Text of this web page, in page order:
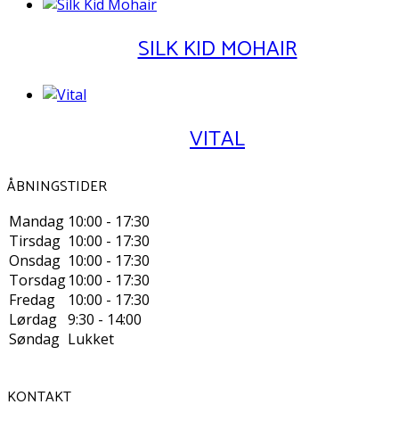
SILK KID MOHAIR
VITAL
ÅBNINGSTIDER
Mandag 10:00 - 17:30
Tirsdag 10:00 - 17:30
Onsdag 10:00 - 17:30
Torsdag10:00 - 17:30
Fredag
10:00 - 17:30
Lørdag 9:30 - 14:00
Søndag Lukket
KONTAKT